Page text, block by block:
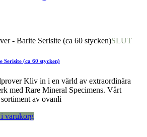
SLUT
(ca 60 stycken)
Kliv in i en värld av extraordinära
med Rare Mineral Specimens. Vårt
av ovanli
varukorg